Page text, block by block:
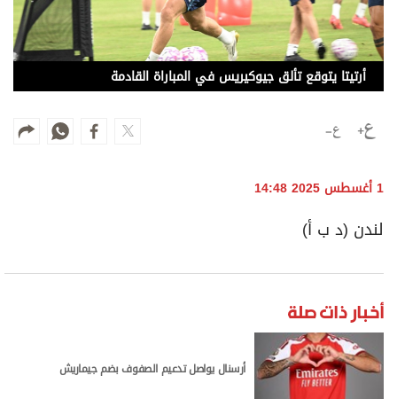
تغطيات
فيديو
بودكاست
إنفوجراف
كاريكتير
برامج
عدد اليوم
مواقيت الصلاة
الأحوال الجوية
أرتيتا يتوقع تألق جيوكيريس في المباراة القادمة
1 أغسطس 2025 14:48
لندن (د ب أ)
أخبار ذات صلة
أرسنال يواصل تدعيم الصفوف بضم جيماريش